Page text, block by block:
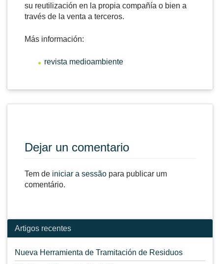
su reutilización en la propia compañía o bien a
través de la venta a terceros.
Más información:
revista medioambiente
Dejar un comentario
Tem de iniciar a sessão para publicar um
comentário.
Artigos recentes
Nueva Herramienta de Tramitación de Residuos